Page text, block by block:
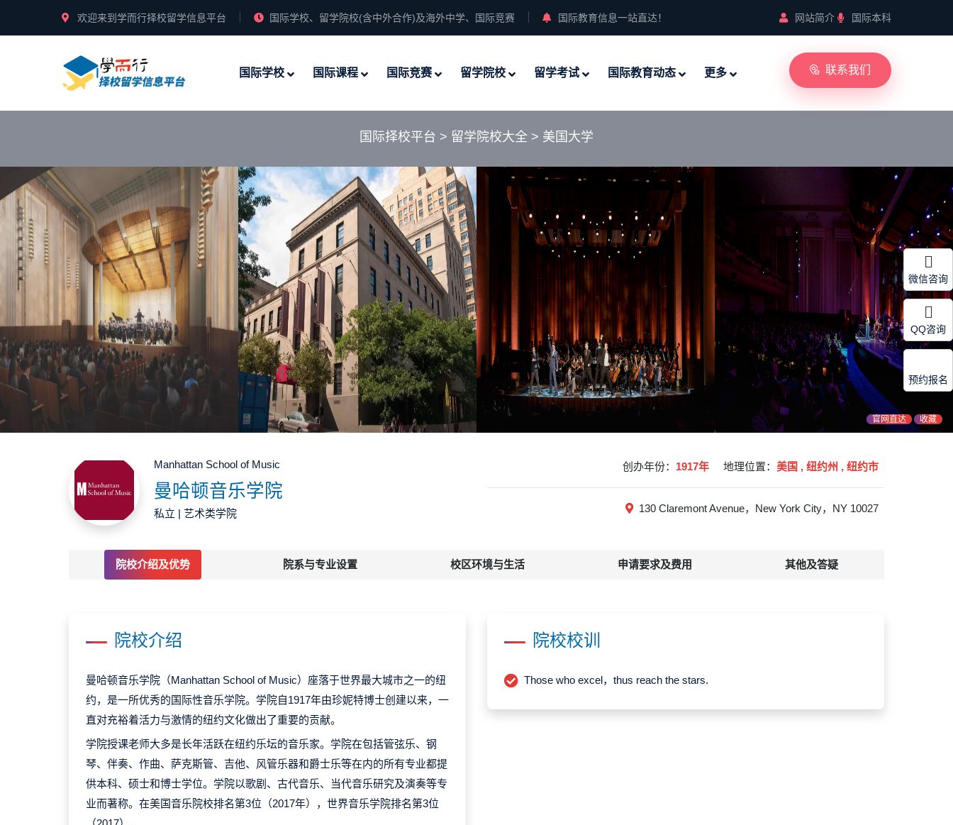
欢迎来到学而行择校留学信息平台 国际学校、留学院校(含中外合作)及海外中学、国际竞赛 国际教育信息一站直达！ 网站简介 国际本科
国际学校 国际课程 国际竞赛 留学院校 留学考试 国际教育动态 更多 联系我们
国际择校平台 > 留学院校大全 > 美国大学
官网直达 收藏
Manhattan School of Music
曼哈顿音乐学院
私立 | 艺术类学院
创办年份： 1917年 地理位置： 美国 , 纽约州 , 纽约市
130 Claremont Avenue，New York City，NY 10027
院校介绍及优势 院系与专业设置 校区环境与生活 申请要求及费用 其他及答疑
院校介绍
曼哈顿音乐学院（Manhattan School of Music）座落于世界最大城市之一的纽
约，是一所优秀的国际性音乐学院。学院自1917年由珍妮特博士创建以来，一
直对充裕着活力与激情的纽约文化做出了重要的贡献。
学院授课老师大多是长年活跃在纽约乐坛的音乐家。学院在包括管弦乐、钢
琴、伴奏、作曲、萨克斯管、吉他、风管乐器和爵士乐等在内的所有专业都提
供本科、硕士和博士学位。学院以歌剧、古代音乐、当代音乐研究及演奏等专
业而著称。在美国音乐院校排名第3位（2017年），世界音乐学院排名第3位
院校校训
Those who excel，thus reach the stars.
微信咨询
QQ咨询
预约报名